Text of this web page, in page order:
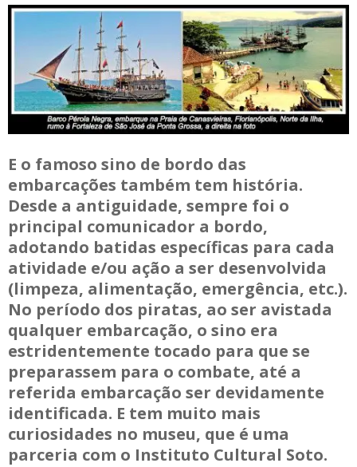
E o famoso sino de bordo das
embarcações também tem história.
Desde a antiguidade, sempre foi o
principal comunicador a bordo,
adotando batidas específicas para cada
atividade e/ou ação a ser desenvolvida
(limpeza, alimentação, emergência, etc.).
No período dos piratas, ao ser avistada
qualquer embarcação, o sino era
estridentemente tocado para que se
preparassem para o combate, até a
referida embarcação ser devidamente
identificada. E tem muito mais
curiosidades no museu, que é uma
parceria com o Instituto Cultural Soto.